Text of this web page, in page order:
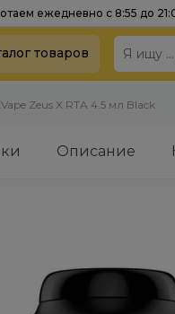
ежедневно с 8:55 до
товаров
Zeus X RTA 4.5 мл Black
Описание